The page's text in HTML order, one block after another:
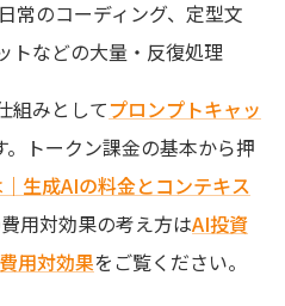
常のコーディング、定型文
トなどの大量・反復処理
組みとしてプロンプトキャッ
トークン課金の基本から押
生成AIの料金とコンテキス
用対効果の考え方はAI投資
用対効果をご覧ください。